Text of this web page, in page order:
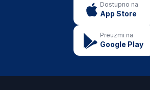
Dostupno na
App Store
Preuzmi na
Google Play